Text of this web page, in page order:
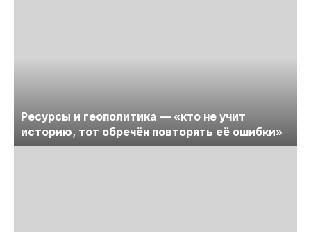
Ресурсы и геополитика — «кто не учит
историю, тот обречён повторять её ошибки»